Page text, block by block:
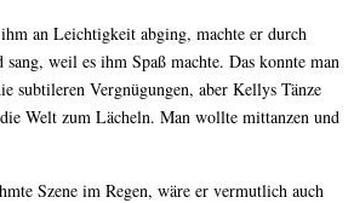
an Leichtigkeit abging, machte er durch
weil es ihm Spaß machte. Das konnte man
subtileren Vergnügungen, aber Kellys Tänze
Welt zum Lächeln. Man wollte mittanzen und
Szene im Regen, wäre er vermutlich auch